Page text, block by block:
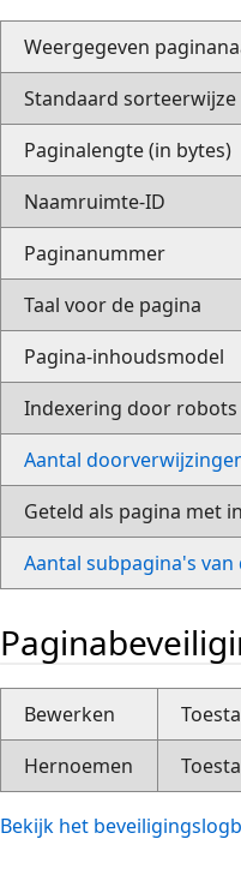
Weergegeven
Standaard sorteerwijze
Paginalengte (in bytes)
Naamruimte-ID
Paginanummer
Taal voor de pagina
Pagina-inhoudsmodel
Indexering door robots
Aantal
Geteld als pagina met
Aantal subpagina's van
Bewerken
Hernoemen
Bekijk het